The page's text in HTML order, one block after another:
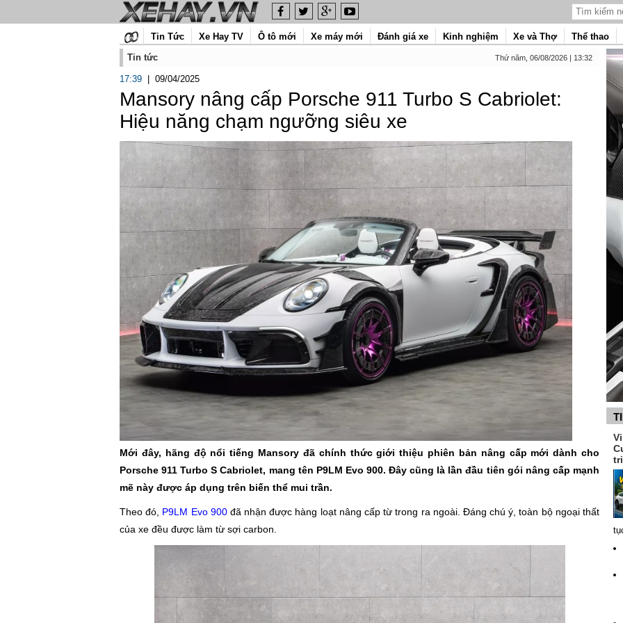
Tin Tức Xe Hay TV Ô tô mới Xe máy mới Đánh giá xe Kinh nghiệm Xe và Thợ Thể thao
Tin tức
Thứ năm, 06/08/2026 | 13:32
17:39 09/04/2025
Mansory nâng cấp Porsche 911 Turbo S Cabriolet:
Hiệu năng chạm ngưỡng siêu xe
Mới đây, hãng độ nổi tiếng Mansory đã chính thức giới thiệu phiên bản nâng cấp mới dành cho
Porsche 911 Turbo S Cabriolet, mang tên P9LM Evo 900. Đây cũng là lần đầu tiên gói nâng cấp mạnh
mẽ này được áp dụng trên biến thể mui trần.
Theo đó, P9LM Evo 900 đã nhận được hàng loạt nâng cấp từ trong ra ngoài. Đáng chú ý, toàn bộ ngoại thất
của xe đều được làm từ sợi carbon.